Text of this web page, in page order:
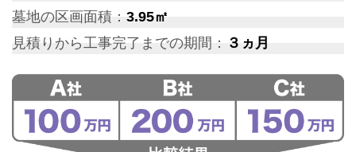
墓地の区画面積： 3.95㎡
見積りから工事完了までの期間： ３ヵ月